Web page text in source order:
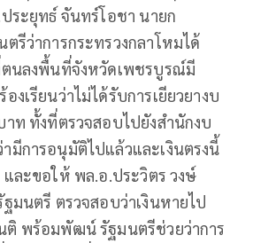
ระยุทธ์ จันทร์โอชา นายก
รีว่าการกระทรวงกลาโหมได้
ตนลงพื้นที่จังหวัดเพชรบูรณ์มี
งเรียนว่าไม่ได้รับการเยียวยางบ
ท ทั้งที่ตรวจสอบไปยังสำนักงบ
มีการอนุมัติไปแล้วและเงินตรงนี้
ละขอให้ พล.อ.ประวิตร วงษ์
มนตรี ตรวจสอบว่าเงินหายไป
พร้อมพัฒน์ รัฐมนตรีช่วยว่าการ